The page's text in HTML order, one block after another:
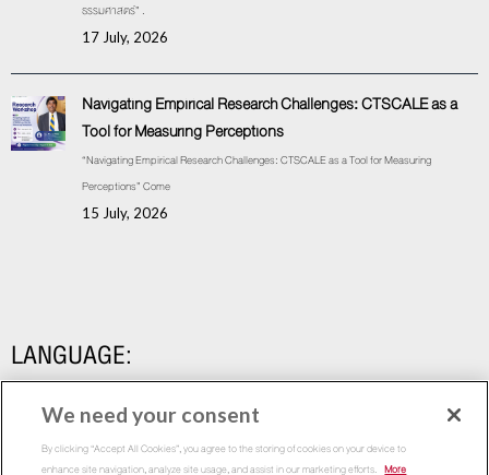
ธรรมศาสตร์” .
17 July, 2026
Navigating Empirical Research Challenges: CTSCALE as a
Tool for Measuring Perceptions
“Navigating Empirical Research Challenges: CTSCALE as a Tool for Measuring
Perceptions” Come
15 July, 2026
LANGUAGE:
We need your consent
By clicking “Accept All Cookies”, you agree to the storing of cookies on your device to
enhance site navigation, analyze site usage, and assist in our marketing efforts. More